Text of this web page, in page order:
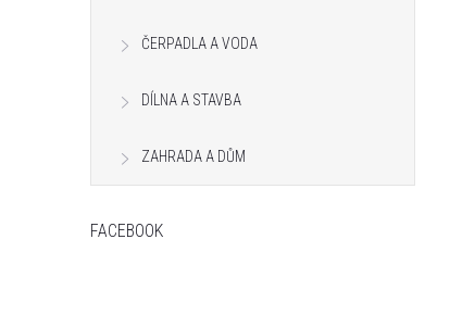
ČERPADLA A VODA
DÍLNA A STAVBA
ZAHRADA A DŮM
FACEBOOK